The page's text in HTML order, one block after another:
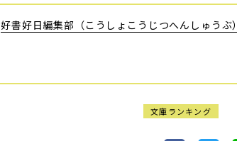
好書好日編集部（こうしょこうじつへんしゅうぶ）
文庫ランキング